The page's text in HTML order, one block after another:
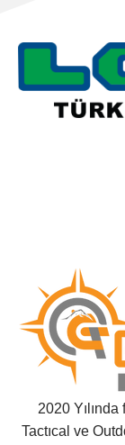
2020
Tactıcal ve